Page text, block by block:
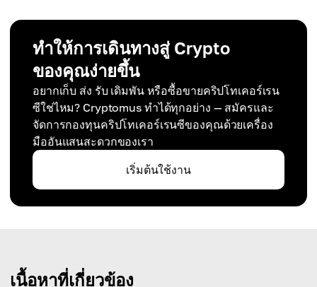
ทำให้การเดินทางสู่ Crypto
ของคุณง่ายขึ้น
อยากเก็บ ส่ง รับ เดิมพัน หรือซื้อขายคริปโทเคอร์เรน
ซีใช่ไหม? Cryptomus ทำได้ทุกอย่าง — สมัครและ
จัดการกองทุนคริปโทเคอร์เรนซีของคุณด้วยเครื่อง
มืออันแสนสะดวกของเรา
เริ่มต้นใช้งาน
เนื้อหาที่เกี่ยวข้อง